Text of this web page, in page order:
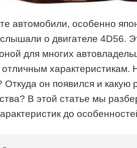
автомобили, особенно
о двигателе 4D56.
для многих
характеристикам.
Откуда он появился и какую
В этой статье мы
до